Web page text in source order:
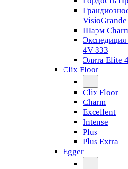
Шарм
4V 833
Элита Elite
Clix Floor
Clix Floor
Charm
Excellent
Intense
Plus
Plus Extra
Egger